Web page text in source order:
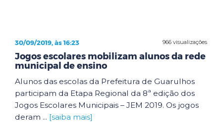
966 visualizações
30/09/2019, às 16:23
Jogos escolares mobilizam alunos da rede
municipal de ensino
Alunos das escolas da Prefeitura de Guarulhos
participam da Etapa Regional da 8ª edição dos
Jogos Escolares Municipais – JEM 2019. Os jogos
deram ... [saiba mais]